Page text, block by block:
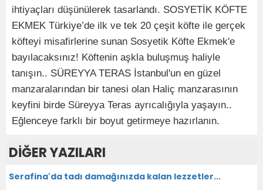
ihtiyaçları düşünülerek tasarlandı. SOSYETİK KÖFTE
EKMEK Türkiye’de ilk ve tek 20 çeşit köfte ile gerçek
köfteyi misafirlerine sunan Sosyetik Köfte Ekmek'e
bayılacaksınız! Köftenin aşkla buluşmuş haliyle
tanışın.. SÜREYYA TERAS İstanbul'un en güzel
manzaralarından bir tanesi olan Haliç manzarasının
keyfini birde Süreyya Teras ayrıcalığıyla yaşayın..
Eğlenceye farklı bir boyut getirmeye hazırlanın.
DİĞER YAZILARI
Serafina'da tadı damağınızda kalan lezzetler...